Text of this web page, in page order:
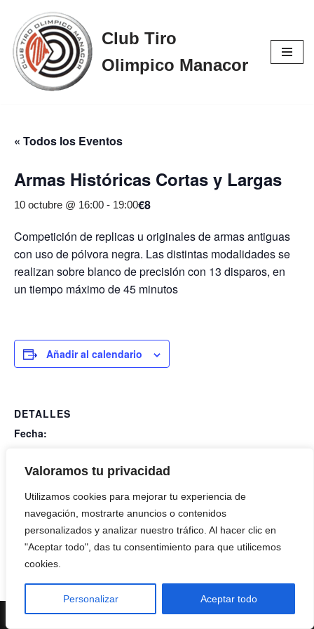
Valoramos tu privacidad
Utilizamos cookies para mejorar tu experiencia de
navegación, mostrarte anuncios o contenidos
personalizados y analizar nuestro tráfico. Al hacer clic en
"Aceptar todo", das tu consentimiento para que utilicemos
cookies.
Personalizar Aceptar todo
Saltar
al
contenido
Club Tiro
Olimpico Manacor
« Todos los Eventos
Armas Históricas Cortas y Largas
10 octubre @ 16:00 - 19:00€8
Competición de replicas u originales de armas antiguas
con uso de pólvora negra. Las distintas modalidades se
realizan sobre blanco de precisión con 13 disparos, en
un tiempo máximo de 45 minutos
Añadir al calendario
DETALLES
Fecha:
Hora:
Pist. Grueso Calibre
Neve| Funciona gracias aWordPress